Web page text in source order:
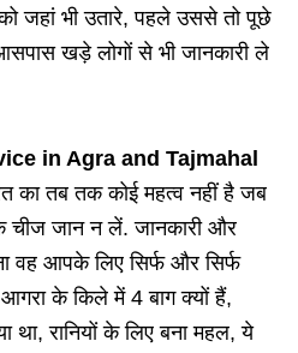
जहां भी उतारे, पहले उससे तो पूछे
खड़े लोगों से भी जानकारी ले
in Agra and Tajmahal
का तब तक कोई महत्व नहीं है जब
जान न लें. जानकारी और
वह आपके लिए सिर्फ और सिर्फ
के किले में 4 बाग क्यों हैं,
था, रानियों के लिए बना महल, ये